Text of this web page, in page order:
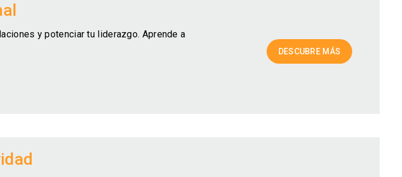
y potenciar tu liderazgo. Aprende a
DESCUBRE MÁS